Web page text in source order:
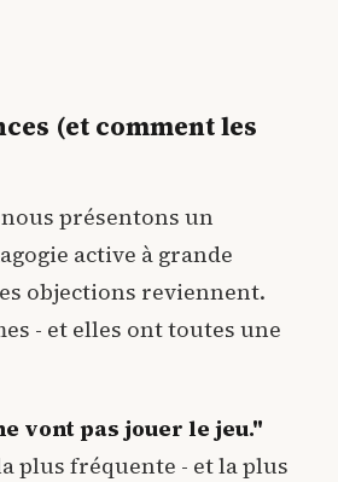
(et comment les
présentons un
active à grande
objections reviennent.
- et elles ont toutes une
vont pas jouer le jeu."
plus fréquente - et la plus